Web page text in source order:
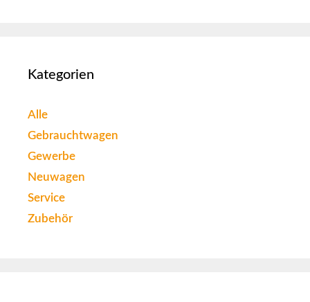
Kategorien
Alle
Gebrauchtwagen
Gewerbe
Neuwagen
Service
Zubehör